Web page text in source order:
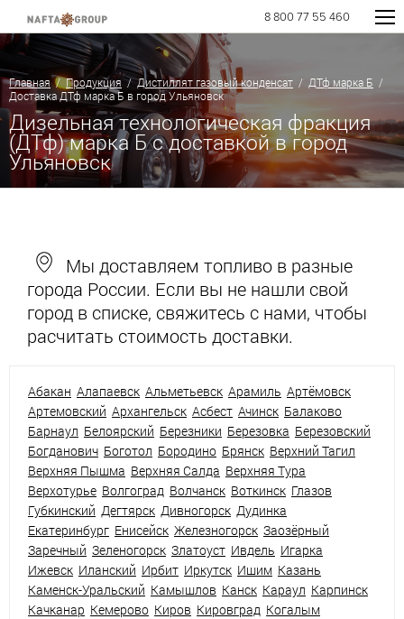
8 800 77 55 460
Главная/Продукция/Дистиллят газовый конденсат / ДТф марка Б /
Доставка ДТф марка Б в город Ульяновск
Дизельная технологическая фракция
(ДТф) марка Б с доставкой в город
Ульяновск
Мы доставляем топливо в разные
города России. Если вы не нашли свой
город в списке, свяжитесь с нами, чтобы
расчитать стоимость доставки.
Абакан Алапаевск Альметьевск Арамиль Артёмовск
Артемовский Архангельск Асбест Ачинск Балаково
Барнаул Белоярский Березники Березовка Березовский
Богданович Боготол Бородино Брянск Верхний Тагил
Верхняя Пышма Верхняя Салда Верхняя Тура
Верхотурье Волгоград Волчанск Воткинск Глазов
Губкинский Дегтярск Дивногорск Дудинка
Екатеринбург Енисейск Железногорск Заозёрный
Заречный Зеленогорск Златоуст Ивдель Игарка
Ижевск Иланский Ирбит Иркутск Ишим Казань
Каменск-Уральский Камышлов Канск Караул Карпинск
Качканар Кемерово Киров Кировград Когалым